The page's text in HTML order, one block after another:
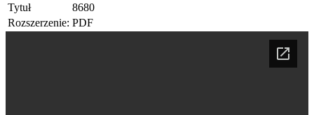
Tytuł
8680
Rozszerzenie: PDF